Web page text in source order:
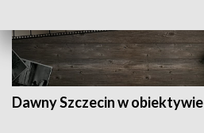
Dawny Szczecin w obiektywie